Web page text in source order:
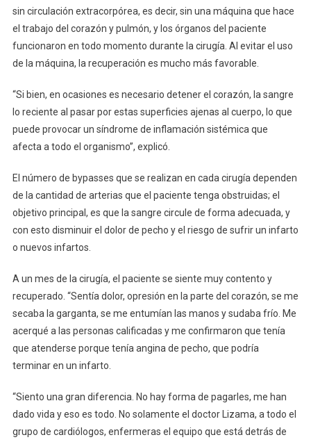
sin circulación extracorpórea, es decir, sin una máquina que hace
el trabajo del corazón y pulmón, y los órganos del paciente
funcionaron en todo momento durante la cirugía. Al evitar el uso
de la máquina, la recuperación es mucho más favorable.
“Si bien, en ocasiones es necesario detener el corazón, la sangre
lo reciente al pasar por estas superficies ajenas al cuerpo, lo que
puede provocar un síndrome de inflamación sistémica que
afecta a todo el organismo”, explicó.
El número de bypasses que se realizan en cada cirugía dependen
de la cantidad de arterias que el paciente tenga obstruidas; el
objetivo principal, es que la sangre circule de forma adecuada, y
con esto disminuir el dolor de pecho y el riesgo de sufrir un infarto
o nuevos infartos.
A un mes de la cirugía, el paciente se siente muy contento y
recuperado. “Sentía dolor, opresión en la parte del corazón, se me
secaba la garganta, se me entumían las manos y sudaba frío. Me
acerqué a las personas calificadas y me confirmaron que tenía
que atenderse porque tenía angina de pecho, que podría
terminar en un infarto.
“Siento una gran diferencia. No hay forma de pagarles, me han
dado vida y eso es todo. No solamente el doctor Lizama, a todo el
grupo de cardiólogos, enfermeras el equipo que está detrás de